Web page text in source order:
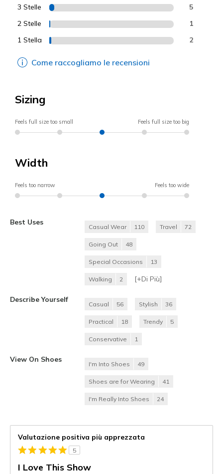
3 Stelle 5
2 Stelle 1
1 Stella 2
Come raccogliamo le recensioni
Sizing
Feels full size too small Feels full size too big
Width
Feels too narrow Feels too wide
Best Uses
Casual Wear 110 Travel 72
Going Out 48
Special Occasions 13
Walking 2 [+Di Più]
Describe Yourself
Casual 56 Stylish 36
Practical 18 Trendy 5
Conservative 1
View On Shoes
I'm Into Shoes 49
Shoes are for Wearing 41
I'm Really Into Shoes 24
Valutazione positiva più apprezzata
5
I Love This Show